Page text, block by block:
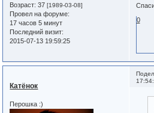
Возраст: 37[1989-03-08]
Провел на форуме:
17 часов 5 минут
Последний визит:
2015-07-13 19:59:25
0
Катёнок
Перошка :)